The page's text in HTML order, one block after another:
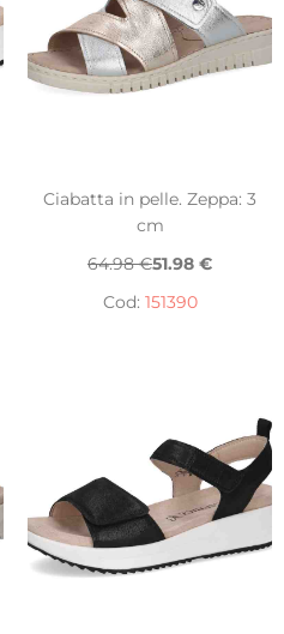
Ciabatta in pelle. Zeppa: 3
cm
64.98 €51.98 €
Cod: 151390